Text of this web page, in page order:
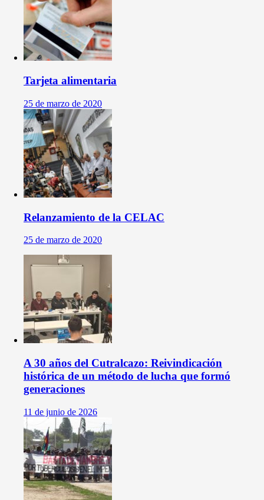
Tarjeta alimentaria
25 de marzo de 2020
Relanzamiento de la CELAC
25 de marzo de 2020
A 30 años del Cutralcazo: Reivindicación
histórica de un método de lucha que formó
generaciones
11 de junio de 2026